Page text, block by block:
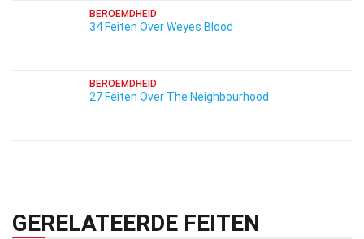
BEROEMDHEID
34 Feiten Over Weyes Blood
BEROEMDHEID
27 Feiten Over The Neighbourhood
GERELATEERDE FEITEN